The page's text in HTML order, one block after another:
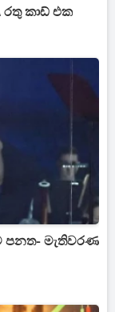
රතු කාඩ් එක
පනත- මැතිවරණ